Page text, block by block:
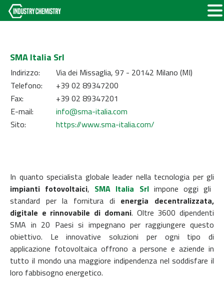
SMA Italia Srl
Indirizzo:
Via dei Missaglia, 97 - 20142 Milano (MI)
Telefono:
+39 02 89347200
Fax:
+39 02 89347201
E-mail:
info@sma-italia.com
Sito:
https://www.sma-italia.com/
In quanto specialista globale leader nella tecnologia per gli
impianti fotovoltaici, SMA Italia Srlimpone oggi gli
standard per la fornitura di energia decentralizzata,
digitale e rinnovabile di domani. Oltre 3600 dipendenti
SMA in 20 Paesi si impegnano per raggiungere questo
obiettivo. Le innovative soluzioni per ogni tipo di
applicazione fotovoltaica offrono a persone e aziende in
tutto il mondo una maggiore indipendenza nel soddisfare il
loro fabbisogno energetico.